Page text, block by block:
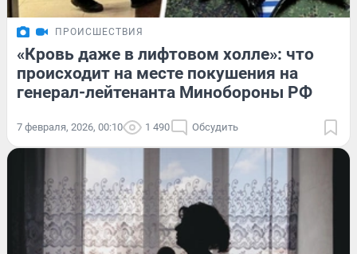
ПРОИСШЕСТВИЯ
«Кровь даже в лифтовом холле»: что
происходит на месте покушения на
генерал-лейтенанта Минобороны РФ
7 февраля, 2026, 00:10 1 490 Обсудить